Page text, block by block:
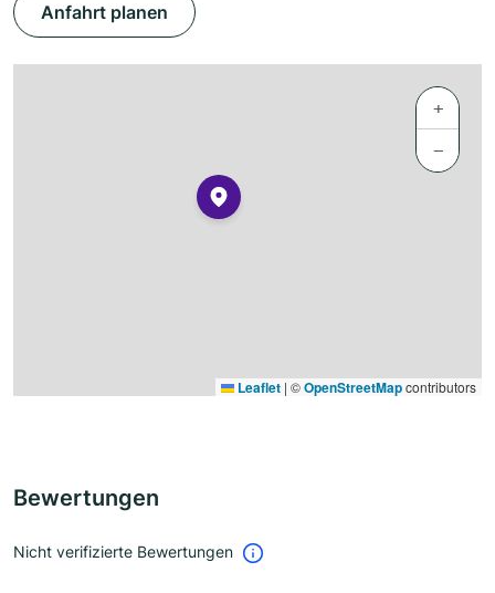
Anfahrt planen
+
−
Leaflet | ©OpenStreetMapcontributors
Bewertungen
Nicht verifizierte Bewertungen